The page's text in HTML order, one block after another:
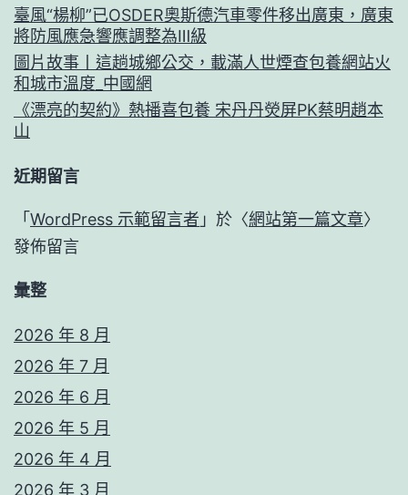
臺風“楊柳”已OSDER奧斯德汽車零件移出廣東，廣東
將防風應急響應調整為Ⅲ級
圖片故事丨這趟城鄉公交，載滿人世煙查包養網站火
和城市溫度_中國網
《漂亮的契約》熱播喜包養 宋丹丹熒屏PK蔡明趙本
山
近期留言
「 WordPress 示範留言者 」於〈網站第一篇文章〉
發佈留言
彙整
2026 年 8 月
2026 年 7 月
2026 年 6 月
2026 年 5 月
2026 年 4 月
2026 年 3 月